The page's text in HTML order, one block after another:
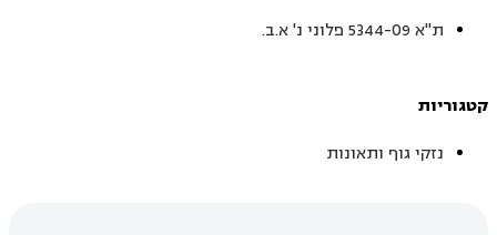
ת"א 5344-09 פלוני נ' א.ב.
קטגוריות
נזקי גוף ותאונות